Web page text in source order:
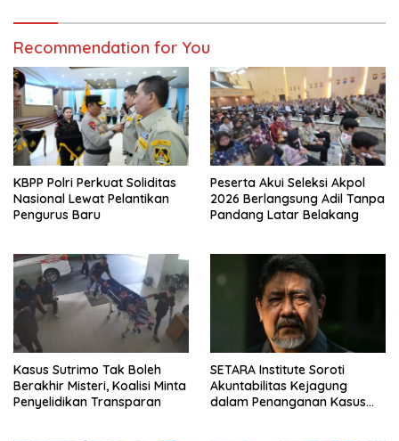
Recommendation for You
KBPP Polri Perkuat Soliditas
Nasional Lewat Pelantikan
Pengurus Baru
Peserta Akui Seleksi Akpol
2026 Berlangsung Adil Tanpa
Pandang Latar Belakang
Kasus Sutrimo Tak Boleh
Berakhir Misteri, Koalisi Minta
Penyelidikan Transparan
SETARA Institute Soroti
Akuntabilitas Kejagung
dalam Penanganan Kasus